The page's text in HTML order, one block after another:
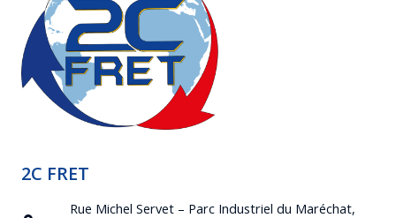
2C FRET
Rue Michel Servet – Parc Industriel du Maréchat,